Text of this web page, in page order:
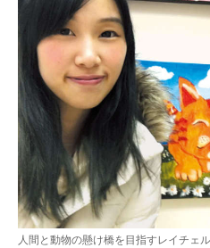
人間と動物の懸け橋を目指すレイチェ